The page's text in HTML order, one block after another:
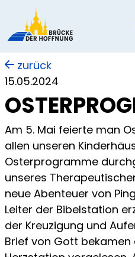
zurück
15.05.2024
Am 5. Mai feierte man
allen unseren
Osterprogramme
unseres
neue Abenteuer von
Leiter der Bibelstation
der Kreuzigung und
Brief von Gott bekamen